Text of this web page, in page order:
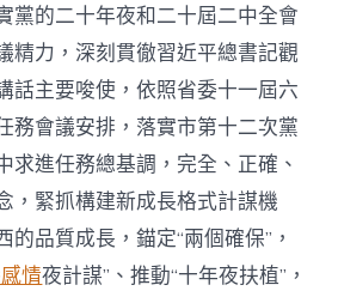
黨的二十年夜和二十屆二中全會
精力，深刻貫徹習近平總書記觀
話主要唆使，依照省委十一屆六
務會議安排，落實市第十二次黨
求進任務總基調，完全、正確、
，緊抓構建新成長格式計謀機
品質成長，錨定“兩個確保”，
情夜計謀”、推動“十年夜扶植”，